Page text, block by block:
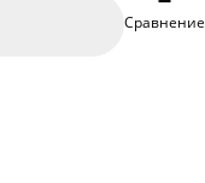
Сравнение